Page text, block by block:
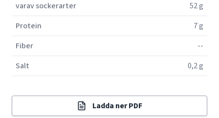
varav sockerarter
52 g
Protein
7 g
Fiber
--
Salt
0,2 g
Ladda ner PDF